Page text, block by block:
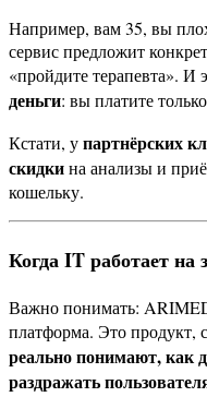
Например, вам 35, вы
сервис предложит
«пройдите терапевта». И
деньги: вы платите
Кстати, упартнёрских
скидкина анализы и
кошельку.
Когда IT работает на
Важно понимать:
платформа. Это продукт,
реально понимают, как
раздражать